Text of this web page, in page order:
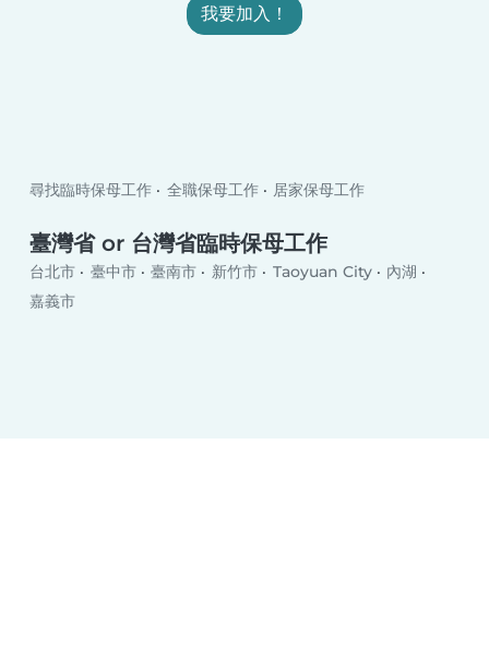
我要加入！
尋找臨時保母工作 全職保母工作 居家保母工作
臺灣省 or 台灣省臨時保母工作
台北市 臺中市 臺南市 新竹市 Taoyuan City
內湖
嘉義市